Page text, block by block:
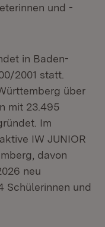
und -
in Baden-
2001 statt.
über
mit 23.495
Im
IW JUNIOR
davon
neu
Schülerinnen und